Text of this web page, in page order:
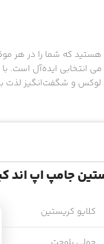
هستید که شما را در هر
انتخابی ایده‌آل است. با
لوکس و شگفت‌انگیز
جامپ اپ
کلایو کریستین